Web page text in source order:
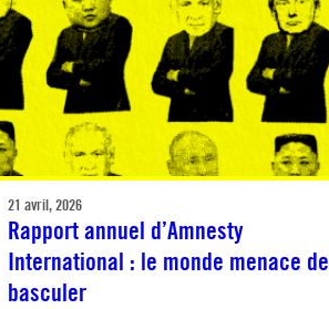
21 avril, 2026
Rapport annuel d’Amnesty
International : le monde menace de
basculer